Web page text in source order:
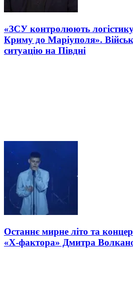
«ЗСУ контролюють логістику
Криму до Маріуполя».
ситуацію на Півдні
Останнє мирне літо та
«Х-фактора» Дмитра